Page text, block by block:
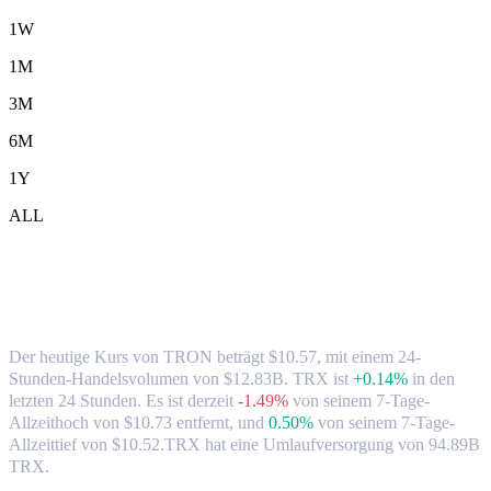
1W
1M
3M
6M
1Y
ALL
Der heutige Kurs von TRON beträgt $10.57, mit einem 24-
Stunden-Handelsvolumen von $12.83B. TRX ist +0.14% in den
letzten 24 Stunden. Es ist derzeit -1.49% von seinem 7-Tage-
Allzeithoch von $10.73 entfernt, und 0.50% von seinem 7-Tage-
Allzeittief von $10.52.TRX hat eine Umlaufversorgung von 94.89B
TRX.